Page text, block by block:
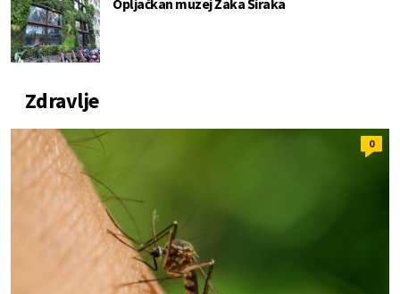
Opljačkan muzej Žaka Širaka
Zdravlje
0